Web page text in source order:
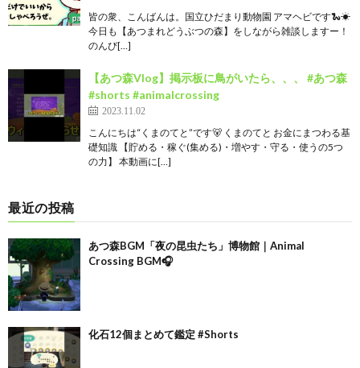
皆の衆、こんばんは。国立ひだまり動物園 アマヘビです🐍☀
今日も【あつまれどうぶつの森】をしながら雑談しますー！
のんび[…]
【あつ森Vlog】掲示板に鳥がいたら、、、 #あつ森
#shorts #animalcrossing
2023.11.02
こんにちは“くまのてと”です🐻 くまのてと お金にまつわる基
礎知識 【貯める・稼ぐ(集める)・増やす・守る・使うの5つ
の力】 本動画に[…]
最近の投稿
あつ森BGM「夜の昆虫たち」博物館｜Animal
Crossing BGM🎧
化石12個まとめて鑑定 #Shorts